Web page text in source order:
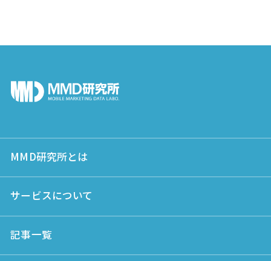
MMD研究所とは
サービスについて
記事一覧